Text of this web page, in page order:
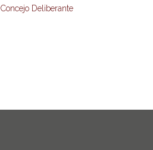
Concejo Deliberante